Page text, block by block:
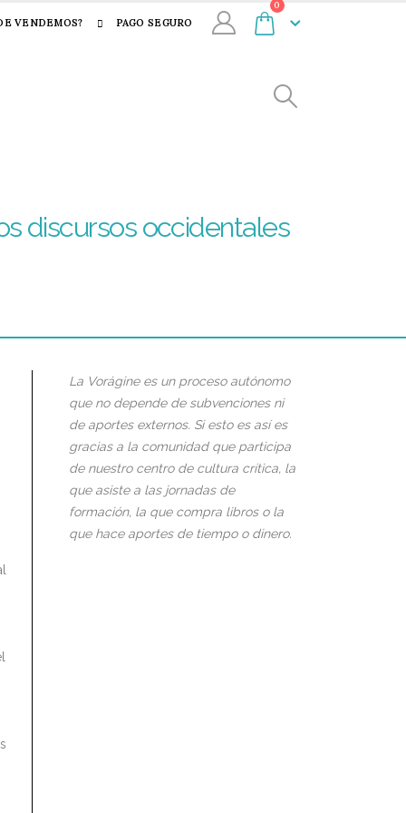
VENDEMOS? PAGO SEGURO
0
discursos occidentales
La Vorágine es un proceso autónomo
que no depende de subvenciones ni
de aportes externos. Si esto es así es
gracias a la comunidad que participa
de nuestro centro de cultura crítica, la
que asiste a las jornadas de
formación, la que compra libros o la
que hace aportes de tiempo o dinero.